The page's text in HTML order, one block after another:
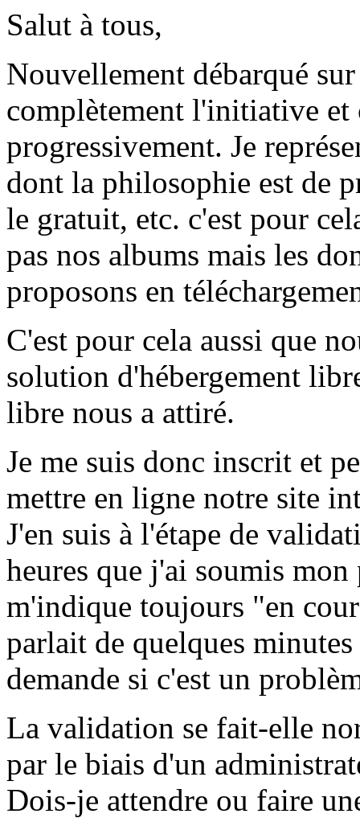
Salut à tous,
Nouvellement débarqué
complètement l'initiative
progressivement. Je
dont la philosophie est de
le gratuit, etc. c'est pour
pas nos albums mais les
proposons en
C'est pour cela aussi que
solution d'hébergement
libre nous a attiré.
Je me suis donc inscrit et
mettre en ligne notre site
J'en suis à l'étape de
heures que j'ai soumis
m'indique toujours "en
parlait de quelques
demande si c'est un
La validation se fait-elle
par le biais d'un
Dois-je attendre ou faire